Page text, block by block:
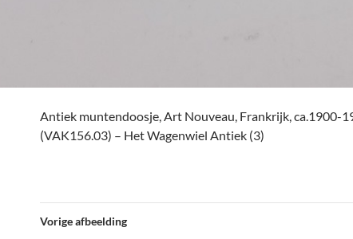
Antiek muntendoosje, Art Nouveau, Frankrijk, ca.1900-
(VAK156.03) – Het Wagenwiel Antiek (3)
Vorige afbeelding